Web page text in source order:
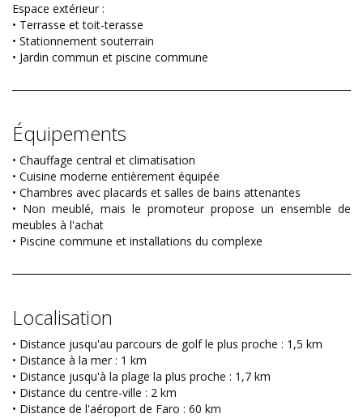
Espace extérieur :
• Terrasse et toit-terasse
• Stationnement souterrain
• Jardin commun et piscine commune
Équipements
• Chauffage central et climatisation
• Cuisine moderne entièrement équipée
• Chambres avec placards et salles de bains attenantes
• Non meublé, mais le promoteur propose un ensemble de
meubles à l'achat
• Piscine commune et installations du complexe
Localisation
• Distance jusqu'au parcours de golf le plus proche : 1,5 km
• Distance à la mer : 1 km
• Distance jusqu'à la plage la plus proche : 1,7 km
• Distance du centre-ville : 2 km
• Distance de l'aéroport de Faro : 60 km